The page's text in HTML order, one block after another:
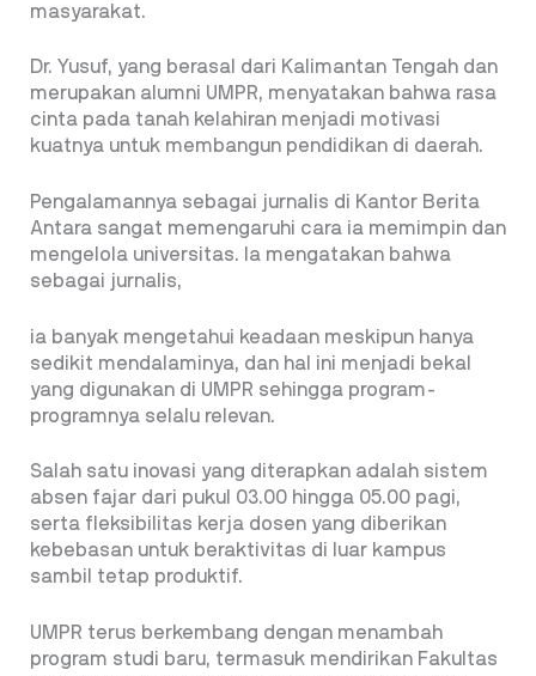
masyarakat.
Dr. Yusuf, yang berasal dari Kalimantan Tengah dan
merupakan alumni UMPR, menyatakan bahwa rasa
cinta pada tanah kelahiran menjadi motivasi
kuatnya untuk membangun pendidikan di daerah.
Pengalamannya sebagai jurnalis di Kantor Berita
Antara sangat memengaruhi cara ia memimpin dan
mengelola universitas. Ia mengatakan bahwa
sebagai jurnalis,
ia banyak mengetahui keadaan meskipun hanya
sedikit mendalaminya, dan hal ini menjadi bekal
yang digunakan di UMPR sehingga program-
programnya selalu relevan.
Salah satu inovasi yang diterapkan adalah sistem
absen fajar dari pukul 03.00 hingga 05.00 pagi,
serta fleksibilitas kerja dosen yang diberikan
kebebasan untuk beraktivitas di luar kampus
sambil tetap produktif.
UMPR terus berkembang dengan menambah
program studi baru, termasuk mendirikan Fakultas